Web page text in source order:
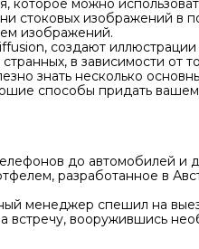
которое можно
стоковых изображений в
изображений.
создают
в зависимости от
знать несколько
способы придать
до автомобилей
разработанное в
менеджер спешил на
встречу, вооружившись